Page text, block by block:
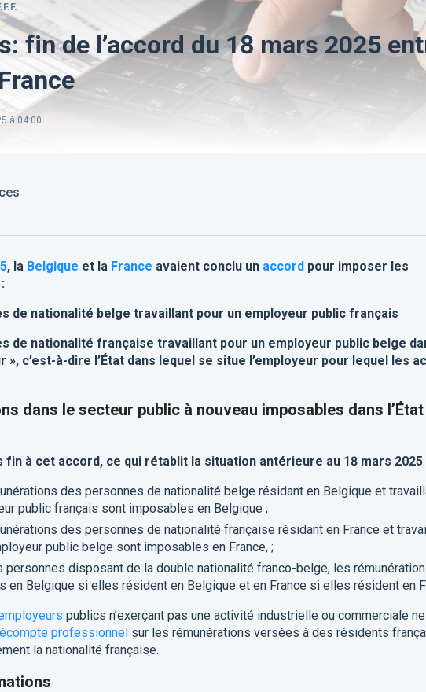
fin de l’accord du 18 mars 2025
à 04:00
, la Belgique et la France avaient conclu un accordpour imposer les
de nationalité belge travaillant pour un employeur public français
de nationalité française travaillant pour un employeur public belge
», c’est-à-dire l’État dans lequel se situe l’employeur pour lequel les
dans le secteur public à nouveau imposables dans
fin à cet accord, ce qui rétablit la situation antérieure au 18 mars 2025
des personnes de nationalité belge résidant en Belgique et
public français sont imposables en Belgique ;
des personnes de nationalité française résidant en France et
public belge sont imposables en France, ;
personnes disposant de la double nationalité franco-belge, les
en Belgique si elles résident en Belgique et en France si elles résident en
publics n’exerçant pas une activité industrielle ou commerciale
professionnelsur les rémunérations versées à des résidents
la nationalité française.